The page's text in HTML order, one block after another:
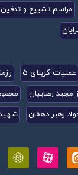
مراسم تشییع و
عملیات کربلای 5
مجید رضاییان
رهبر دهقان شهید